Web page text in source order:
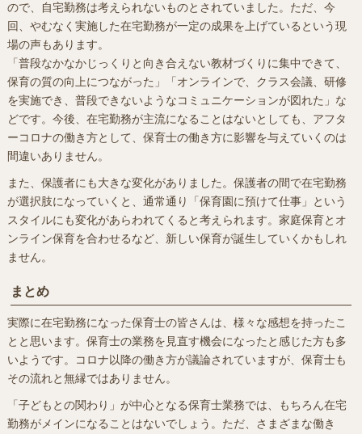
ので、自宅勤務は考えられないものとされていました。ただ、今
回、やむなく実施した在宅勤務が一定の成果を上げているという現
場の声もあります。
「普段なかなかじっくりと向き合えない教材づくりに集中できて、
保育の質の向上につながった」「オンラインで、クラス会議、研修
を実施でき、普段できないようなコミュニケーションが図れた」な
どです。今後、在宅勤務が主流になることはないとしても、アフタ
ーコロナの働き方として、保育士の働き方に影響を与えていくのは
間違いありません。
また、保護者にも大きな変化がありました。保護者の間で在宅勤務
が選択肢になっていくと、通常通り「保育園に預けて仕事」という
スタイルにも変化があらわれてくると考えられます。家庭保育とオ
ンライン保育を合わせるなど、新しい保育が誕生していくかもしれ
ません。
まとめ
実際に在宅勤務になった保育士の皆さんは、様々な感想を持ったこ
とと思います。保育士の業務を見直す機会になったと感じた方も多
いようです。コロナ以降の働き方が議論されていますが、保育士も
その流れと無縁ではありません。
「子どもとの関わり」が中心となる保育士業務では、もちろん在宅
勤務がメインになることはないでしょう。ただ、さまざまな働き